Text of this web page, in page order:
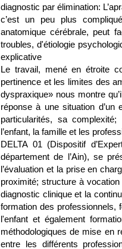
diagnostic par élimination:
c’est un peu plus
anatomique cérébrale, peut
troubles, d'étiologie
explicative
Le travail, mené en étroite
pertinence et les limites des
dyspraxique» nous montre
réponse à une situation
particularités, sa
l’enfant, la famille et les
DELTA 01 (Dispositif
département de l’Ain), se
l’évaluation et la prise en
proximité; structure à
diagnostic clinique et la
formation des professionnels,
l'enfant et également
méthodologiques de mise en
entre les différents